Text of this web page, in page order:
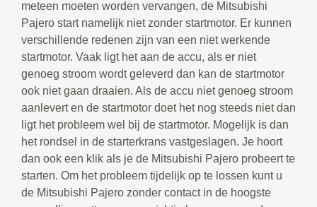
meteen moeten worden vervangen, de Mitsubishi
Pajero start namelijk niet zonder startmotor. Er kunnen
verschillende redenen zijn van een niet werkende
startmotor. Vaak ligt het aan de accu, als er niet
genoeg stroom wordt geleverd dan kan de startmotor
ook niet gaan draaien. Als de accu niet genoeg stroom
aanlevert en de startmotor doet het nog steeds niet dan
ligt het probleem wel bij de startmotor. Mogelijk is dan
het rondsel in de starterkrans vastgeslagen. Je hoort
dan ook een klik als je de Mitsubishi Pajero probeert te
starten. Om het probleem tijdelijk op te lossen kunt u
de Mitsubishi Pajero zonder contact in de hoogste